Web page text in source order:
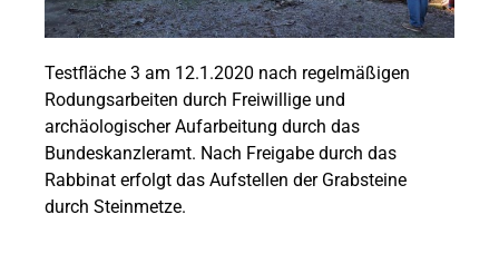
Testfläche 3 am 12.1.2020 nach regelmäßigen
Rodungsarbeiten durch Freiwillige und
archäologischer Aufarbeitung durch das
Bundeskanzleramt. Nach Freigabe durch das
Rabbinat erfolgt das Aufstellen der Grabsteine
durch Steinmetze.